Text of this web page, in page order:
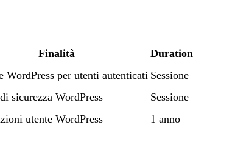
Finalità
Duration
WordPress per utenti autenticati Sessione
sicurezza WordPress
Sessione
utente WordPress 1 anno